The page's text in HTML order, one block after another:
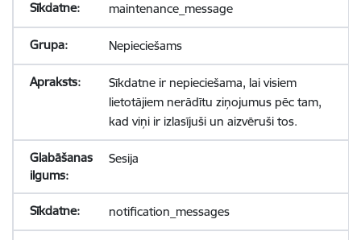
maintenance_message
Nepieciešams
Sīkdatne ir nepieciešama, lai visiem
lietotājiem nerādītu ziņojumus pēc tam,
kad viņi ir izlasījuši un aizvēruši tos.
Sesija
notification_messages